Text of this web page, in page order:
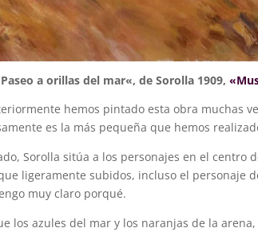
a orillas del mar«, de Sorolla 1909,
hemos pintado esta obra muchas
es la más pequeña que hemos
Sorolla sitúa a los personajes en el centro
ligeramente subidos, incluso el personaje
muy claro porqué.
los azules del mar y los naranjas de la